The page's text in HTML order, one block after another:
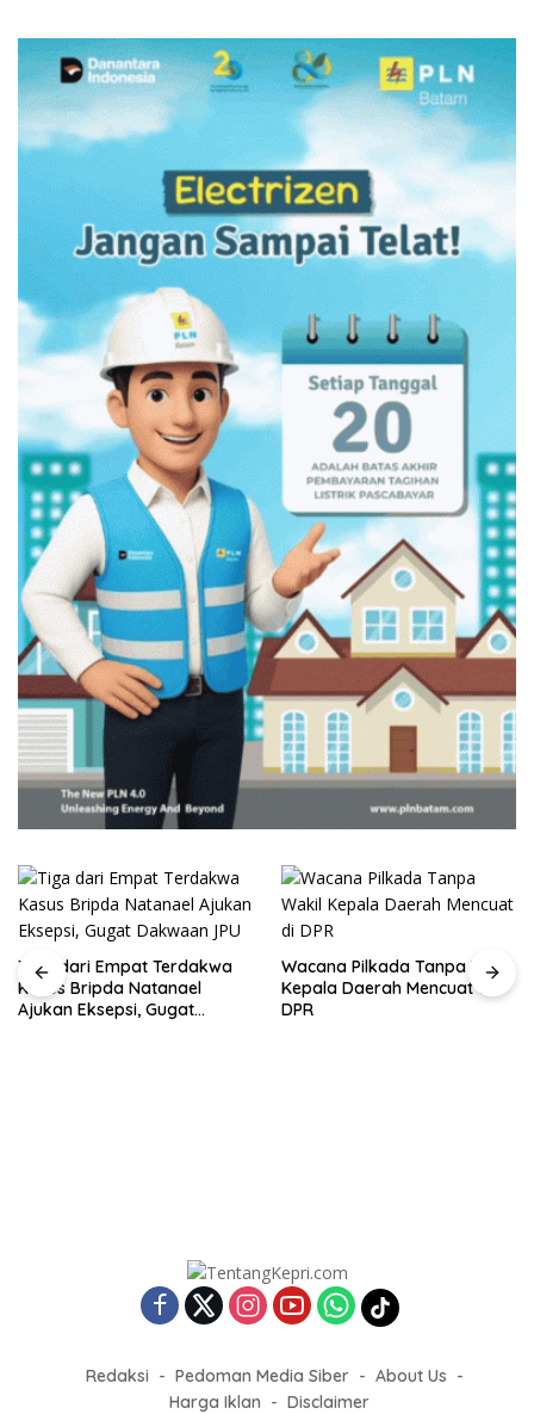
Tiga dari Empat Terdakwa
Kasus Bripda Natanael
Ajukan Eksepsi, Gugat
Wacana Pilkada Tanpa Wakil
Kepala Daerah Mencuat di
DPR
Redaksi Pedoman Media Siber
About Us
Harga Iklan
Disclaimer